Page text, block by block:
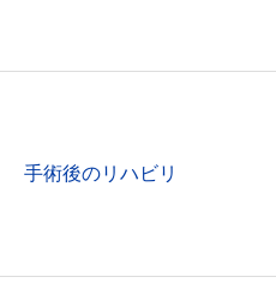
手術後のリハビリ